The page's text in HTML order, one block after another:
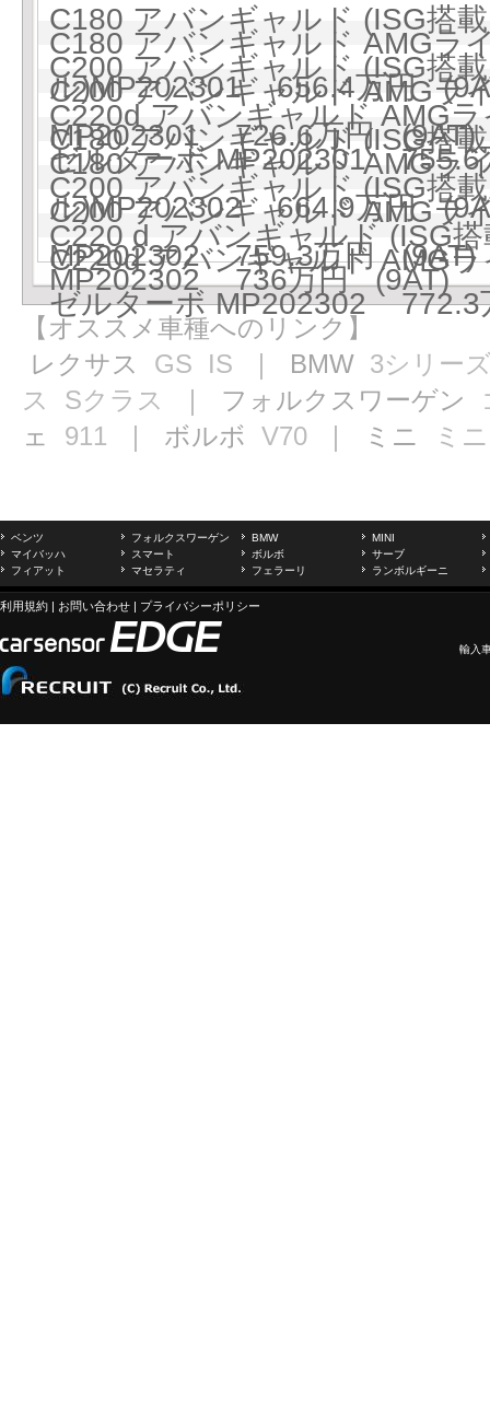
C180 アバンギャルド (ISG
C180 アバンギャルド AMGラ
ル)MP202301 656.4万円
C200 アバンギャルド (ISG
C200 アバンギャルド AMGラ
MP202301 726.6万円 (9AT)
C220d アバンギャルド AMG
ゼルターボ MP202301
C180 アバンギャルド (ISG
C180 アバンギャルド AMGラ
ル)MP202302 664.9万円
C200 アバンギャルド (ISG
C200 アバンギャルド AMGラ
MP202302 759.3万円 (9AT)
C220 d アバンギャルド (ISG
MP202302 736万円 (9AT)
C220d アバンギャルド AMG
ゼルターボ MP202302
【オススメ車種へのリンク】
レクサス GS IS ｜ BMW 3シリー
ス
Sクラス ｜ フォルクスワーゲン
ェ 911 ｜ ボルボ V70 ｜ ミニ ミニ
ベンツ フォルクスワーゲン BMW
MINI
マイバッハ
スマート ボルボ
サーブ
フィアット
マセラティ フェラーリ ランボルギーニ
利用規約 | お問い合わせ | プライバシーポリシー
輸入